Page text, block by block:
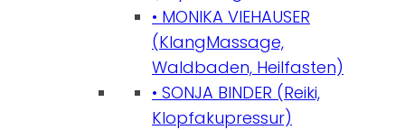
• MONIKA VIEHAUSER
(KlangMassage,
Waldbaden, Heilfasten)
• SONJA BINDER (Reiki,
Klopfakupressur)